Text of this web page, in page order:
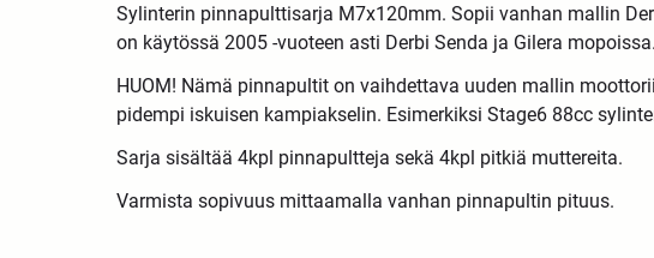
Sylinterin pinnapulttisarja M7x120mm. Sopii vanhan mallin
on käytössä 2005 -vuoteen asti Derbi Senda ja Gilera mopoissa.
HUOM! Nämä pinnapultit on vaihdettava uuden mallin
pidempi iskuisen kampiakselin. Esimerkiksi Stage6 88cc
Sarja sisältää 4kpl pinnapultteja sekä 4kpl pitkiä muttereita.
Varmista sopivuus mittaamalla vanhan pinnapultin pituus.